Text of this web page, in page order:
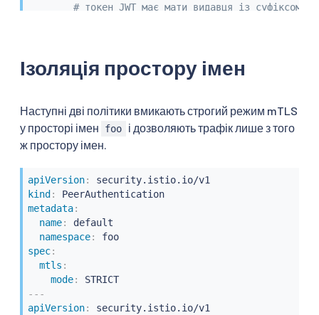
# токен JWT має мати видавця із суфіксом
hosts : [".another.org" , "*.another.org"
Ізоляція простору імен
Наступні дві політики вмикають строгий режим mTLS
у просторі імен
foo
і дозволяють трафік лише з того
ж простору імен.
apiVersion:
kind :
PeerAuthentication
metadata:
name:
default
namespace:
foo
spec:
mtls :
mode:
STRICT
---
apiVersion: